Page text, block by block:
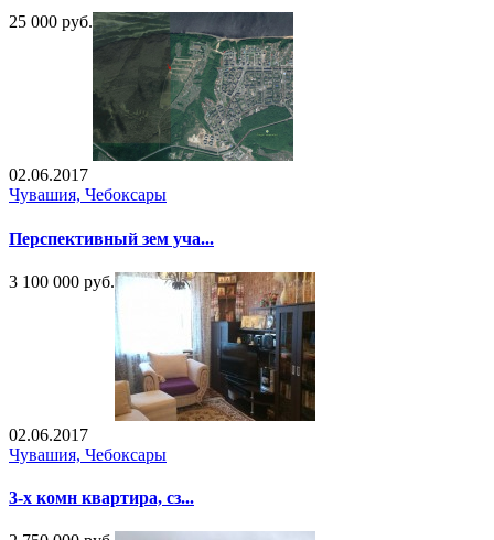
25 000 руб.
02.06.2017
Чувашия, Чебоксары
Перспективный зем уча...
3 100 000 руб.
02.06.2017
Чувашия, Чебоксары
3-х комн квартира, сз...